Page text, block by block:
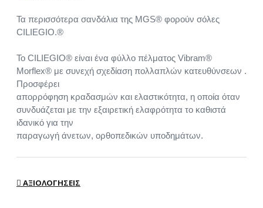
Τα περισσότερα σανδάλια της MGS® φορούν σόλες
CILIEGIO.®
Το CILIEGIO® είναι ένα φύλλο πέλματος Vibram®
Morflex® με συνεχή σχεδίαση πολλαπλών κατευθύνσεων .
Προσφέρει
απορρόφηση κραδασμών και ελαστικότητα, η οποία όταν
συνδυάζεται με την εξαιρετική ελαφρότητα το καθιστά
ιδανικό για την
παραγωγή άνετων, ορθοπεδικών υποδημάτων.
ΑΞΙΟΛΟΓΉΣΕΙΣ